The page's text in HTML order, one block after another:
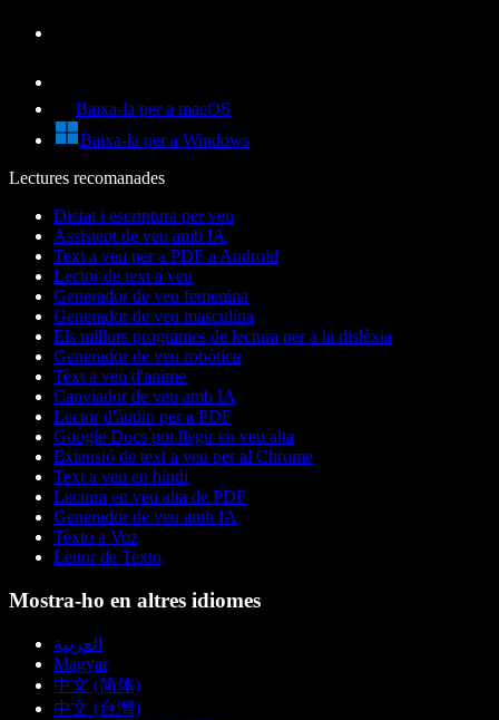
Baixa-la per a macOS
Baixa-la per a Windows
Lectures recomanades
Dictat i escriptura per veu
Assistent de veu amb IA
Text a veu per a PDF a Android
Lector de text a veu
Generador de veu femenina
Generador de veu masculina
Els millors programes de lectura per a la dislèxia
Generador de veu robòtica
Text a veu d'anime
Canviador de veu amb IA
Lector d'àudio per a PDF
Google Docs pot llegir en veu alta
Extensió de text a veu per al Chrome
Text a veu en hindi
Lectura en veu alta de PDF
Generador de veu amb IA
Texto a Voz
Leitor de Texto
Mostra-ho en altres idiomes
العربية
Magyar
中文 (简体)
中文 (台灣)